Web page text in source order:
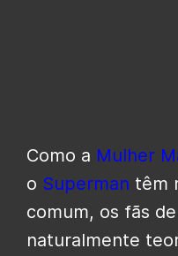
Como a Mulher
o Superman têm
comum, os fãs
naturalmente